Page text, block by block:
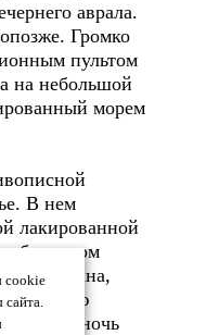
аврала.
Громко
пультом
на небольшой
морем
В нем
лакированной
бордовом
окна,
свою
пряную ночь
cookie
сайта.